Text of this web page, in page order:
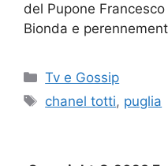
del Pupone
Bionda e
Categorie
Tv e Gossip
Tag
chanel totti, puglia